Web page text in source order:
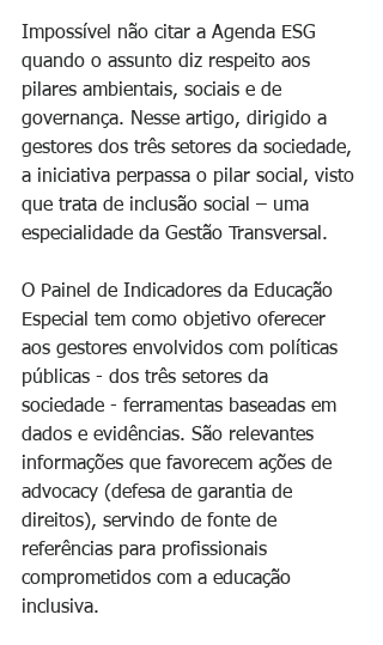
Impossível não citar a Agenda ESG
quando o assunto diz respeito aos
pilares ambientais, sociais e de
governança. Nesse artigo, dirigido a
gestores dos três setores da sociedade,
a iniciativa perpassa o pilar social, visto
que trata de inclusão social – uma
especialidade da Gestão Transversal.
O Painel de Indicadores da Educação
Especial tem como objetivo oferecer
aos gestores envolvidos com políticas
públicas - dos três setores da
sociedade - ferramentas baseadas em
dados e evidências. São relevantes
informações que favorecem ações de
advocacy (defesa de garantia de
direitos), servindo de fonte de
referências para profissionais
comprometidos com a educação
inclusiva.